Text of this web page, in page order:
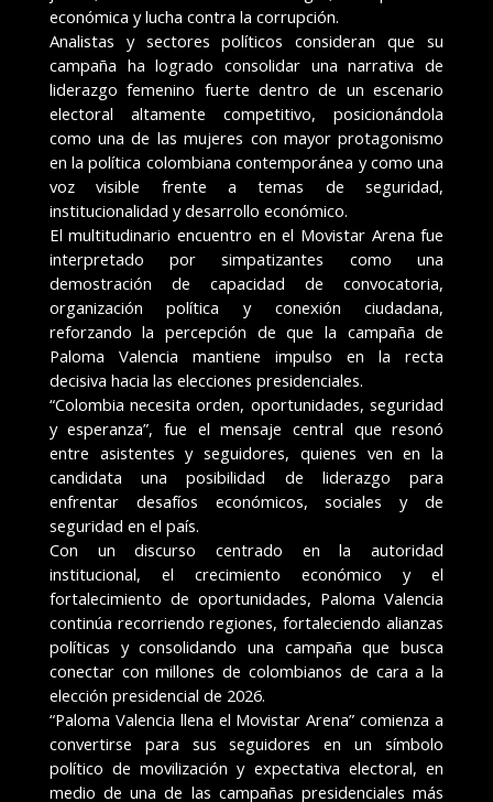
económica y lucha contra la corrupción.
Analistas y sectores políticos consideran que su
campaña ha logrado consolidar una narrativa de
liderazgo femenino fuerte dentro de un escenario
electoral altamente competitivo, posicionándola
como una de las mujeres con mayor protagonismo
en la política colombiana contemporánea y como una
voz visible frente a temas de seguridad,
institucionalidad y desarrollo económico.
El multitudinario encuentro en el Movistar Arena fue
interpretado por simpatizantes como una
demostración de capacidad de convocatoria,
organización política y conexión ciudadana,
reforzando la percepción de que la campaña de
Paloma Valencia mantiene impulso en la recta
decisiva hacia las elecciones presidenciales.
“Colombia necesita orden, oportunidades, seguridad
y esperanza”, fue el mensaje central que resonó
entre asistentes y seguidores, quienes ven en la
candidata una posibilidad de liderazgo para
enfrentar desafíos económicos, sociales y de
seguridad en el país.
Con un discurso centrado en la autoridad
institucional, el crecimiento económico y el
fortalecimiento de oportunidades, Paloma Valencia
continúa recorriendo regiones, fortaleciendo alianzas
políticas y consolidando una campaña que busca
conectar con millones de colombianos de cara a la
elección presidencial de 2026.
“Paloma Valencia llena el Movistar Arena” comienza a
convertirse para sus seguidores en un símbolo
político de movilización y expectativa electoral, en
medio de una de las campañas presidenciales más